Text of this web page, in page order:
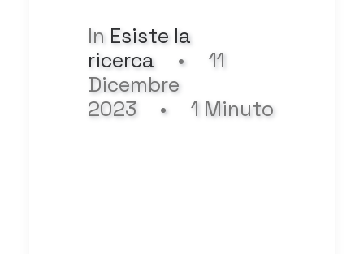
In Esiste la
ricerca
•
11
Dicembre
2023
• 1 Minuto